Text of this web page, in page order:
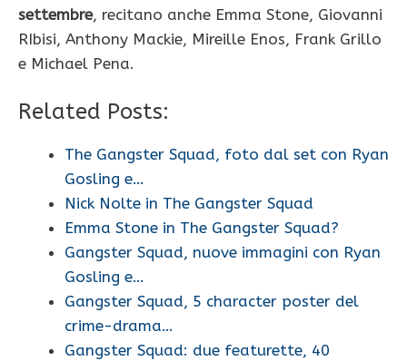
settembre, recitano anche Emma Stone, Giovanni
RIbisi, Anthony Mackie, Mireille Enos, Frank Grillo
e Michael Pena.
Related Posts:
The Gangster Squad, foto dal set con Ryan
Gosling e…
Nick Nolte in The Gangster Squad
Emma Stone in The Gangster Squad?
Gangster Squad, nuove immagini con Ryan
Gosling e…
Gangster Squad, 5 character poster del
crime-drama…
Gangster Squad: due featurette, 40